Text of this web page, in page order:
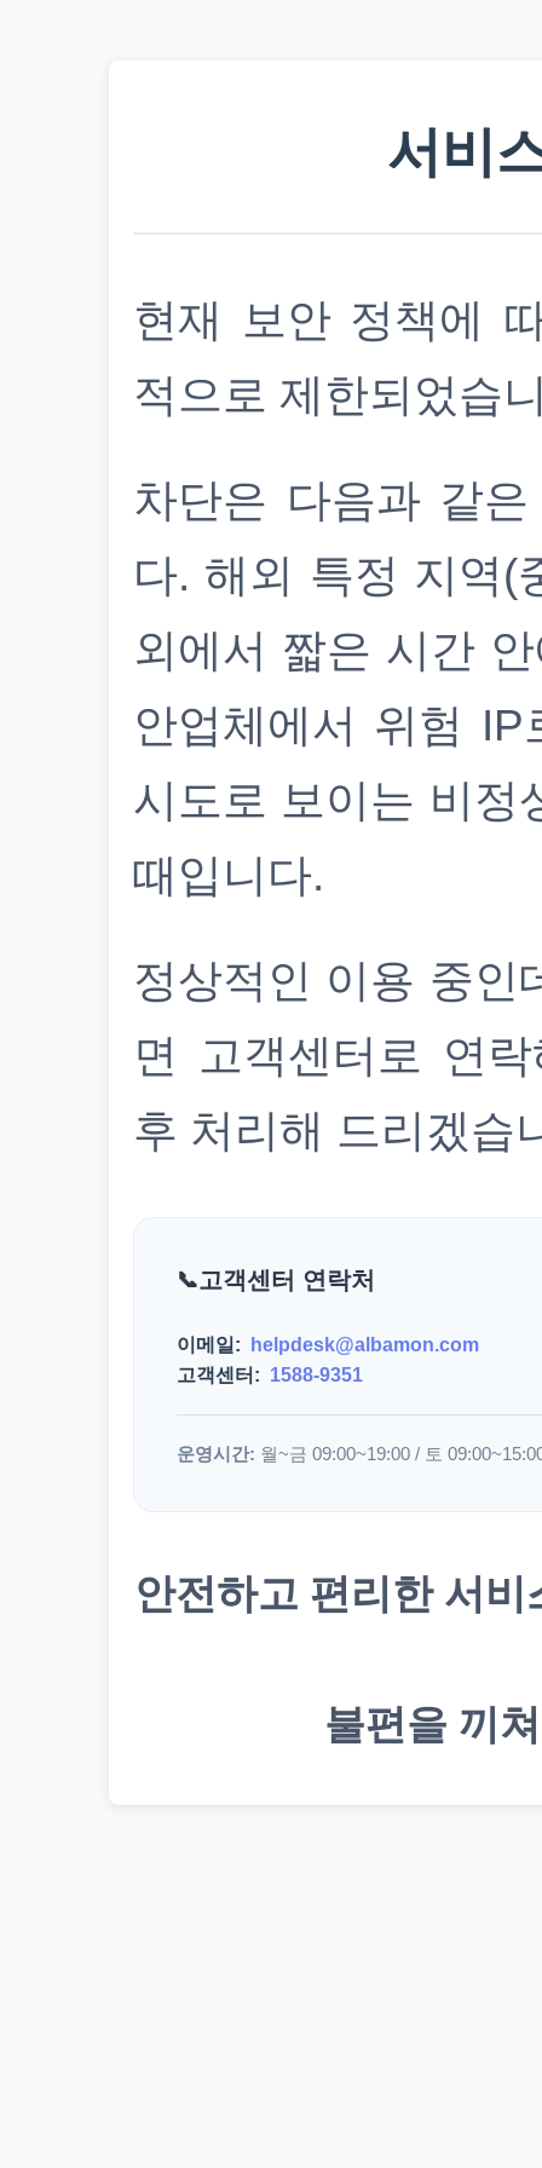
서비
현재 보안 정책에
적으로 제한되었습
차단은 다음과 같
다. 해외 특정 지역(
외에서 짧은 시간
안업체에서 위험
시도로 보이는 비정
때입니다.
정상적인 이용 중인
면 고객센터로 연
후 처리해 드리겠습
고객센터 연락처
이메일:
helpdesk@albamon.com
고객센터: 1588-9351
운영시간: 월~금 09:00~19:00 / 토
안전하고 편리한 서
불편을 끼